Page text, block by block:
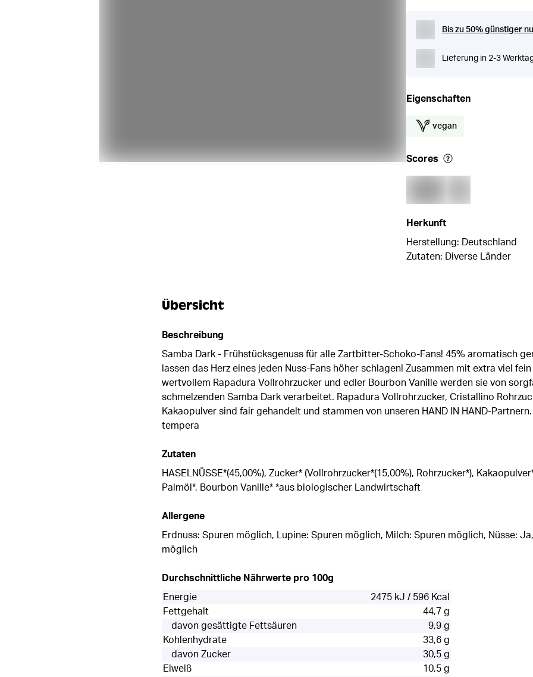
Bis zu 50% günstiger
Lieferung in 2-3
Eigenschaften
vegan
Scores
Herkunft
Herstellung: Deutschland
Zutaten: Diverse Länder
Übersicht
Beschreibung
Samba Dark - Frühstücksgenuss für alle Zartbitter-Schoko-Fans! 45% aromatisch
lassen das Herz eines jeden Nuss-Fans höher schlagen! Zusammen mit extra viel
wertvollem Rapadura Vollrohrzucker und edler Bourbon Vanille werden sie von
schmelzenden Samba Dark verarbeitet. Rapadura Vollrohrzucker, Cristallino
Kakaopulver sind fair gehandelt und stammen von unseren HAND IN HAND-
tempera
Zutaten
HASELNÜSSE*(45,00%), Zucker* (Vollrohrzucker*(15,00%), Rohrzucker*),
Palmöl*, Bourbon Vanille* *aus biologischer Landwirtschaft
Allergene
Erdnuss: Spuren möglich, Lupine: Spuren möglich, Milch: Spuren möglich, Nüsse:
möglich
Durchschnittliche Nährwerte pro 100g
Energie
2475 kJ / 596 Kcal
Fettgehalt
44,7 g
davon gesättigte Fettsäuren
9,9 g
Kohlenhydrate
33,6 g
davon Zucker
30,5 g
Eiweiß
10,5 g